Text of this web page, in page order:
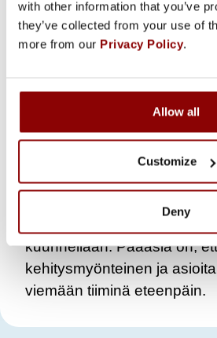
with other information that you’ve
they’ve collected from your use of
more from our Privacy Policy.
Allow all
Customize
Deny
monipuoliseksi osaajaksi.
ymmärtää valmistusta
kehittää erilaisia
menee nopeasti eteenpäin
koko ajan. Työkalujen
kohdilleen, ja silloin ei saa
Promecolla hänellä on hyvä
oppia ja kehittyä koko ajan.
epäilyksiä saa tuoda esiin, ja
kuunnellaan. Pääasia on,
kehitysmyönteinen ja
viemään tiiminä eteenpäin.